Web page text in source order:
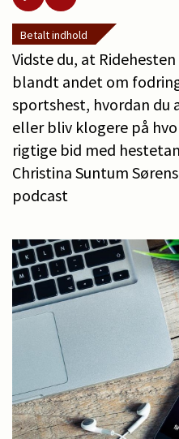
Betalt indhold
Vidste du, at
blandt andet om
sportshest, hvordan
eller bliv klogere på
rigtige bid med
Christina Suntum
podcast